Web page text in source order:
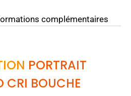
complémentaires
PORTRAIT
CRI BOUCHE